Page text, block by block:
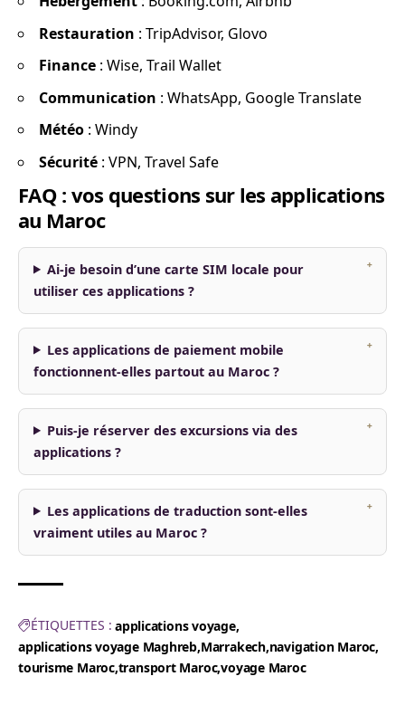
Restauration : TripAdvisor, Glovo
Finance : Wise, Trail Wallet
Communication : WhatsApp, Google Translate
Météo : Windy
Sécurité : VPN, Travel Safe
FAQ : vos questions sur les applications
au Maroc
Ai-je besoin d’une carte SIM locale pour
utiliser ces applications ?
Les applications de paiement mobile
fonctionnent-elles partout au Maroc ?
Puis-je réserver des excursions via des
applications ?
Les applications de traduction sont-elles
vraiment utiles au Maroc ?
ÉTIQUETTES : applications voyage
applications voyage Maghreb Marrakech navigation Maroc
tourisme Maroc transport Marocvoyage Maroc